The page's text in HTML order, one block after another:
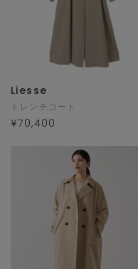
Liesse
トレンチコート
¥70,400